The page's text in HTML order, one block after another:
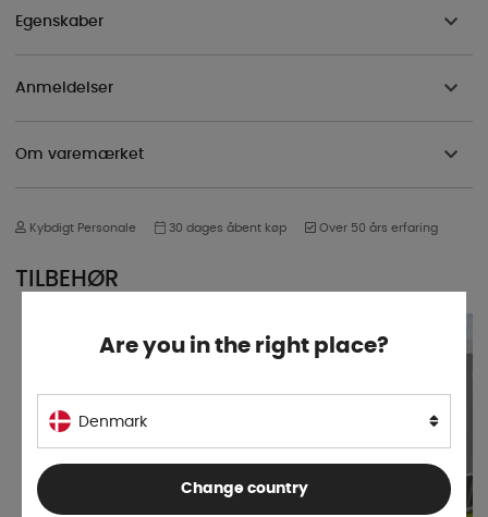
Egenskaber
Anmeldelser
Om varemærket
Kybdigt Personale 30 dages åbent køp Over 50 års erfaring
TILBEHØR
Are you in the right place?
Denmark
Change country